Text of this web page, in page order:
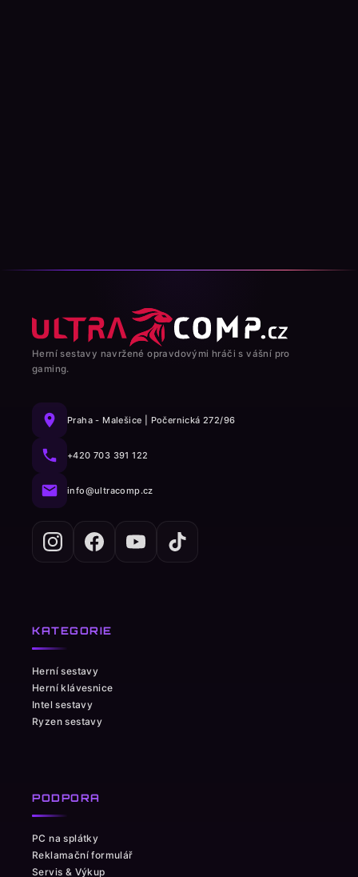
Herní sestavy navržené opravdovými hráči s vášní pro
gaming.
Praha - Malešice | Počernická 272/96
+420 703 391 122
info@ultracomp.cz
KATEGORIE
Herní sestavy
Herní klávesnice
Intel sestavy
Ryzen sestavy
PODPORA
PC na splátky
Reklamační formulář
Servis & Výkup